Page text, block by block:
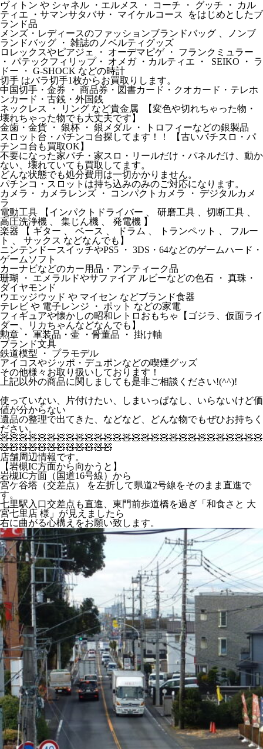
ヴィトン や シャネル ・エルメス ・ コーチ ・ グッチ ・ カル
ティエ ・サマンサタバサ・ マイケルコース をはじめとしたブ
ランド品
メンズ・レディースのファッションブランドバッグ 、ノンブ
ランドバッグ ・ 雑誌のノベルティグッズ
ロレックスやピアジェ ・ オーデマピゲ ・ フランクミュラー
・ パテックフィリップ・ オメガ ・カルティエ ・ SEIKO ・ ラ
ドー ・ G-SHOCK などの時計
切手 はバラ切手1枚からお買取りします。
中国切手・金券 ・ 商品券・図書カード・クオカード・テレホ
ンカード・古銭・外国銭
ネックレス ・ リング など貴金属 【変色や切れちゃった物・
壊れちゃった物でも大丈夫です】
金歯・金貨 ・ 銀杯 ・ 銀メダル ・ トロフィーなどの銀製品
スロット台・パチンコ台探してます！！ 【古いパチスロ・パ
チンコ台も買取OK】
不要になった家パチ・家スロ・リールだけ・パネルだけ、動か
ない、壊れていても買取してます。
どんな状態でも処分費用は一切かかりません。
パチンコ・スロットは持ち込みのみのご対応になります。
カメラ・ カメラレンズ ・ コンパクトカメラ ・ デジタルカメ
ラ
電動工具 【インパクトドライバー 、 研磨工具 、切断工具 、
高圧洗浄機 、 集じん機 、 発電機 】
楽器 【 ギター 、 ベース 、 ドラム 、 トランペット 、 フルー
ト 、 サックス などなんでも】
ニンテンドースイッチやPS5 ・ 3DS・64などのゲームハード・
ゲームソフト
カーナビなどのカー用品・アンティーク品
珊瑚 ・ エメラルドやサファイア ルビーなどの色石 ・ 真珠・
ダイヤモンド
ウエッジウッド や マイセン などブランド食器
テレビ や 電子レンジ ・ ポット などの家電
フィギュアや懐かしの昭和レトロおもちゃ【ゴジラ、仮面ライ
ダー、リカちゃんなどなんでも】
勲章 ・ 軍装品・壷 ・骨董品 ・ 掛け軸
ブランド文具
鉄道模型 ・ プラモデル
アイコスやジッポ・デュポンなどの喫煙グッズ
その他様々お取り扱いしております！
上記以外の商品に関しましても是非ご相談ください!(^^)!
使っていない、片付けたい、しまいっぱなし、いらないけど価
値が分からない
遺品の整理で出てきた、などなど、どんな物でもぜひお持ちく
ださい。
🧸🧸🧸🧸🧸🧸🧸🧸🧸🧸🧸🧸🧸🧸🧸🧸🧸🧸🧸🧸🧸🧸🧸🧸🧸🧸🧸🧸
🧸🧸🧸🧸🧸🧸🧸🧸🧸🧸🧸🧸
店舗周辺情報です。
【岩槻IC方面から向かうと】
岩槻IC方面（国道16号線）から
宮ケ谷塔（交差点）
を左折して県道2号線をそのまま直進で
す。
七里駅入口交差点も直進、東門前歩道橋を過ぎ「和食さと 大
宮七里店 様」が見えましたら
右に曲がる心構えをお願い致します。